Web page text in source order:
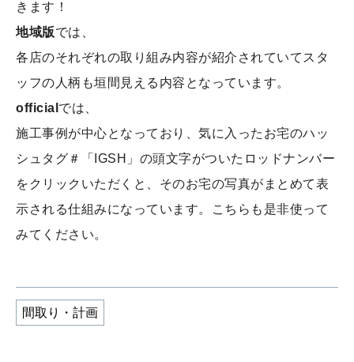
きます！
地域版では、
各店のそれぞれの取り組み内容が紹介されていてスタ
ッフの人柄も垣間見える内容となっています。
official では、
施工事例が中心となっており、気に入ったお宅のハッ
シュタグ＃「IGSH」の頭文字がついたロッドナンバー
をクリックいただくと、そのお宅の写真がまとめて表
示される仕組みになっています。こちらも是非使って
みてください。
間取り・計画